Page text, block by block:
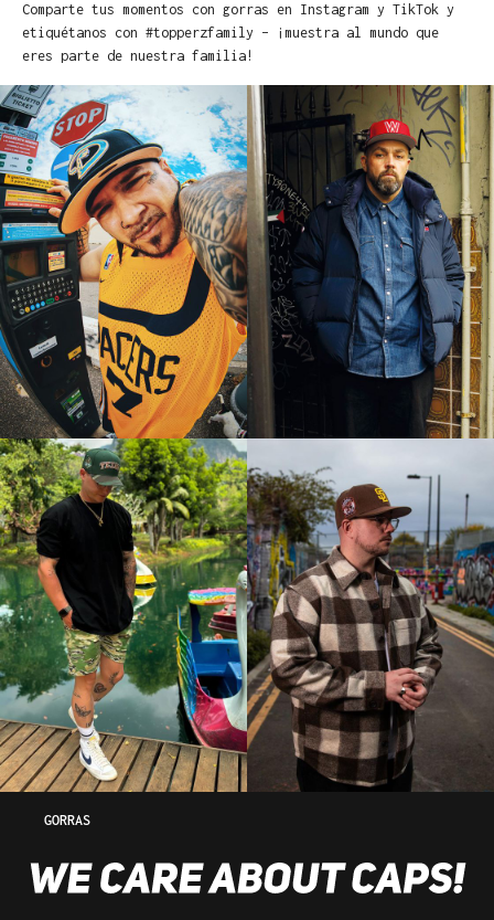
Comparte tus momentos con gorras en Instagram y TikTok y
etiquétanos con #topperzfamily – ¡muestra al mundo que
eres parte de nuestra familia!
GORRAS